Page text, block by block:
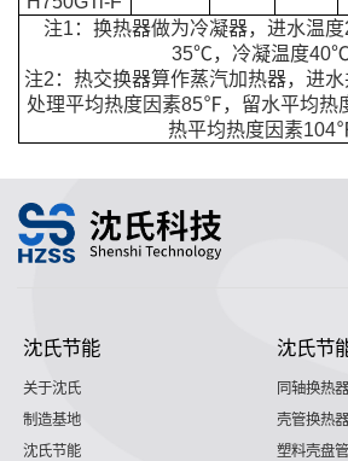
注1：换热器做为冷凝器，进水温
35℃，冷凝温度40℃
注2：热交换器算作蒸汽加热器，进
处理平均热度因素85℉，留水平均热
热平均热度因素104℉
沈氏节能
关于沈氏
制造基地
沈氏节能
沈氏节
同轴换热器
壳管换热器
塑料壳盘